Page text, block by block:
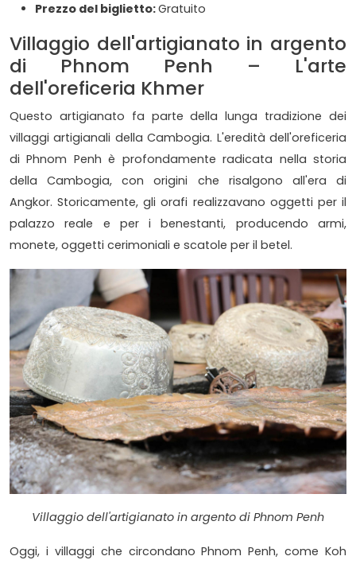
Prezzo del biglietto:Gratuito
Villaggio dell'artigianato in argento
di Phnom Penh – L'arte
dell'oreficeria Khmer
Questo artigianato fa parte della lunga tradizione dei
villaggi artigianali della Cambogia. L'eredità dell'oreficeria
di Phnom Penh è profondamente radicata nella storia
della Cambogia, con origini che risalgono all'era di
Angkor. Storicamente, gli orafi realizzavano oggetti per il
palazzo reale e per i benestanti, producendo armi,
monete, oggetti cerimoniali e scatole per il betel.
Villaggio dell'artigianato in argento di Phnom Penh
Oggi, i villaggi che circondano Phnom Penh, come Koh